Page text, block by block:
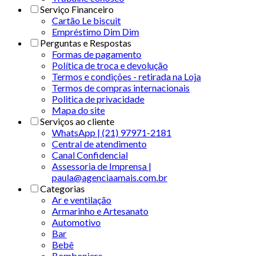
Serviço Financeiro
Cartão Le biscuit
Empréstimo Dim Dim
Perguntas e Respostas
Formas de pagamento
Política de troca e devolução
Termos e condições - retirada na Loja
Termos de compras internacionais
Politica de privacidade
Mapa do site
Serviços ao cliente
WhatsApp | (21) 97971-2181
Central de atendimento
Canal Confidencial
Assessoria de Imprensa |
paula@agenciaamais.com.br
Categorias
Ar e ventilação
Armarinho e Artesanato
Automotivo
Bar
Bebê